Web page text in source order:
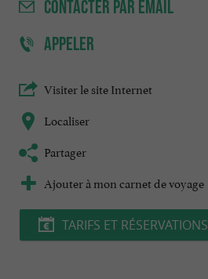
CONTACTER PAR EMAIL
APPELER
Visiter le site Internet
Localiser
Partager
Ajouter à mon carnet de voyage
TARIFS ET RÉSERVATIONS